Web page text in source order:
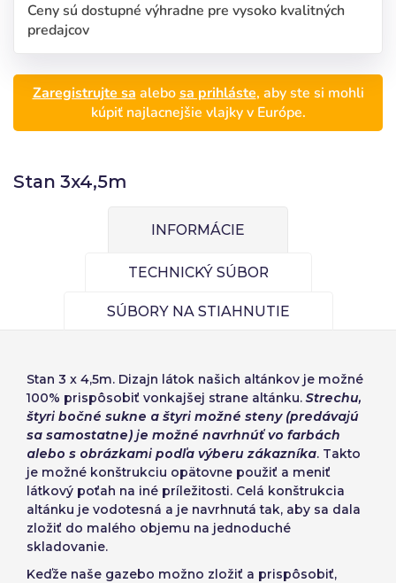
Zapamätať si heslo: Áno Nie
Prístup
Obnoviť heslo
Vytvoriť účet
Vyberte svoj jazyk
Sverige
Denmark
Slovenija
Finnish
Slovenčina (Slovak)
Norway
Ceny sú dostupné výhradne pre vysoko kvalitných
predajcov
Zaregistrujte sa alebosa prihláste, aby ste si mohli
kúpiť najlacnejšie vlajky v Európe.
Stan 3x4,5m
INFORMÁCIE
TECHNICKÝ SÚBOR
SÚBORY NA STIAHNUTIE
Stan 3 x 4,5m. Dizajn látok našich altánkov je možné
100% prispôsobiť vonkajšej strane altánku.Strechu,
štyri bočné sukne a štyri možné steny (predávajú
sa samostatne) je možné navrhnúť vo farbách
alebo s obrázkami podľa výberu zákazníka. Takto
je možné konštrukciu opätovne použiť a meniť
látkový poťah na iné príležitosti. Celá konštrukcia
altánku je vodotesná a je navrhnutá tak, aby sa dala
zložiť do malého objemu na jednoduché
skladovanie.
Keďže naše gazebo možno zložiť a prispôsobiť,
Precios por unidad
Jednotky
Jednotková cena
Od1 -1,00 €
Añadiendo producto al carrito
Seleccionar número
de elementos a
Zrušiť Pokračovať